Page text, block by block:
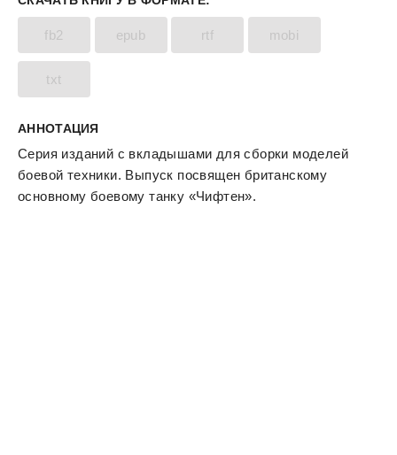
fb2 epub rtf mobi
txt
АННОТАЦИЯ
Серия изданий с вкладышами для сборки моделей
боевой техники. Выпуск посвящен британскому
основному боевому танку «Чифтен».